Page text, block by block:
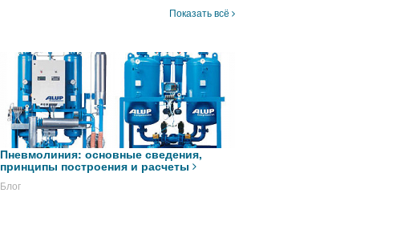
Показать всё
Пневмолиния: основные сведения,
принципы построения и расчеты
Блог